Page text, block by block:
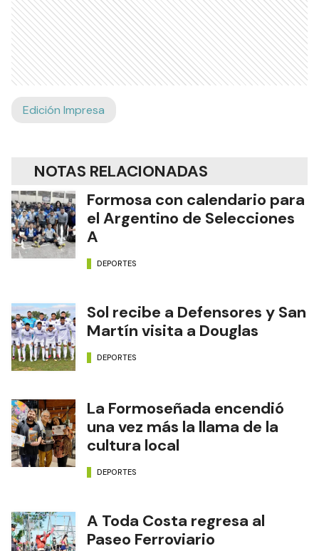
Edición Impresa
NOTAS RELACIONADAS
Formosa con calendario para
el Argentino de Selecciones
A
DEPORTES
Sol recibe a Defensores y San
Martín visita a Douglas
DEPORTES
La Formoseñada encendió
una vez más la llama de la
cultura local
DEPORTES
A Toda Costa regresa al
Paseo Ferroviario